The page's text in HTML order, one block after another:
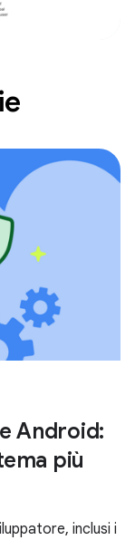
Android:
più
inclusi i